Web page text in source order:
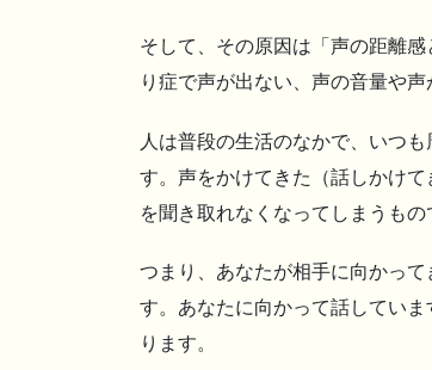
そして、その原因は「声の距離
り症で声が出ない、声の音量や
人は普段の生活のなかで、いつも
す。声をかけてきた（話しかけ
を聞き取れなくなってしまうもの
つまり、あなたが相手に向かっ
す。あなたに向かって話してい
ります。